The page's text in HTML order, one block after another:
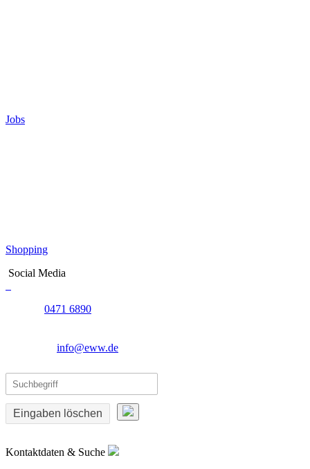
Jobs
Shopping
Social Media
0471 6890
info@eww.de
Eingaben löschen
Kontaktdaten & Suche